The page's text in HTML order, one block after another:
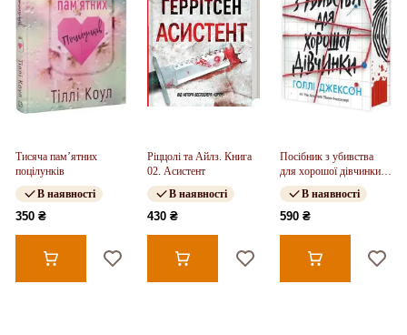
Тисяча пам’ятних
поцілунків
В наявності
350 ₴
Ріццолі та Айлз. Книга
02. Асистент
В наявності
430 ₴
Посібник з убивства
для хорошої дівчинки.
Книга 01
В наявності
590 ₴